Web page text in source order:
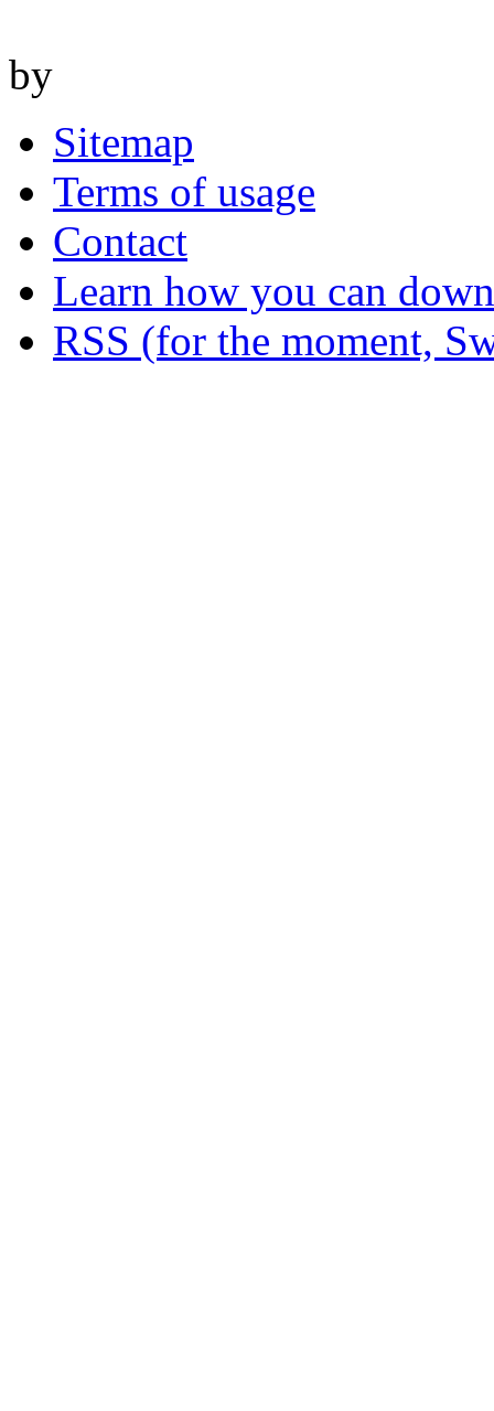
by
Sitemap
Terms of usage
Contact
Learn how you can
RSS (for the moment,